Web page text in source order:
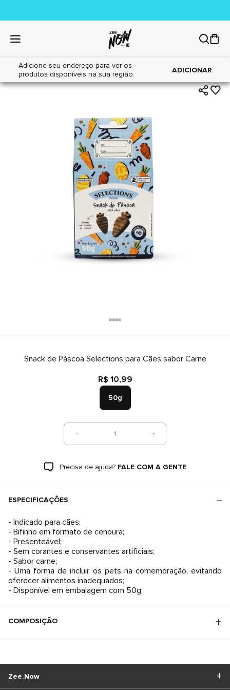
Adicione seu endereço para ver os
produtos disponíveis na sua região.
ADICIONAR
Home|Cães|Petiscos
Snack de Páscoa Selections para Cães sabor Carne
R$ 10,99
50g
1
Precisa de ajuda? FALE COM A GENTE
ESPECIFICAÇÕES
- Indicado para cães;
- Bifinho em formato de cenoura;
- Presenteável;
- Sem corantes e conservantes artificiais;
- Sabor carne;
- Uma forma de incluir os pets na comemoração, evitando
oferecer alimentos inadequados;
- Disponível em embalagem com 50g.
COMPOSIÇÃO
Zee.Now